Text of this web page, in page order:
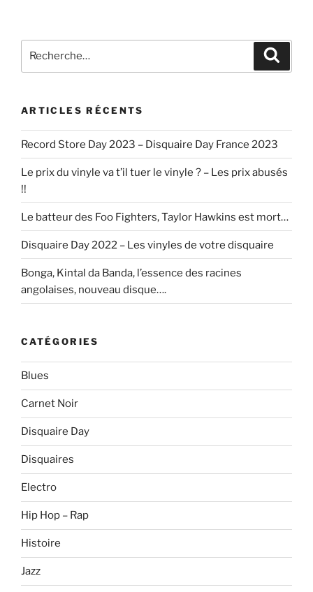
pour
ARTICLES RÉCENTS
Record Store Day 2023 – Disquaire Day France 2023
Le prix du vinyle va t’il tuer le vinyle ? – Les prix abusés
!!
Le batteur des Foo Fighters, Taylor Hawkins est mort…
Disquaire Day 2022 – Les vinyles de votre disquaire
Bonga, Kintal da Banda, l’essence des racines
angolaises, nouveau disque….
CATÉGORIES
Blues
Carnet Noir
Disquaire Day
Disquaires
Electro
Hip Hop – Rap
Histoire
Jazz